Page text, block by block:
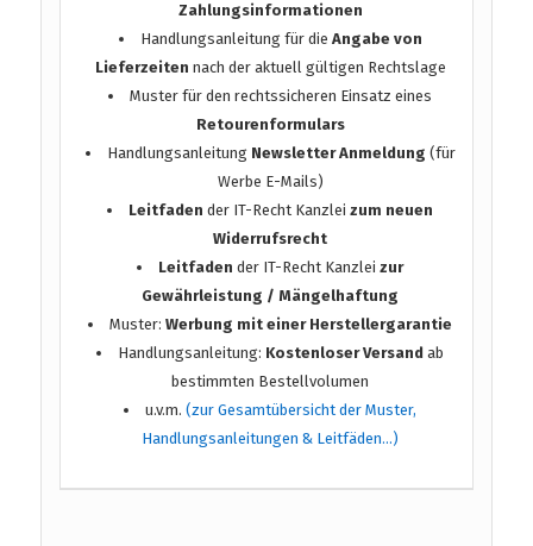
Zahlungsinformationen
Handlungsanleitung für die Angabe von
Lieferzeiten nach der aktuell gültigen Rechtslage
Muster für den rechtssicheren Einsatz eines
Retourenformulars
Handlungsanleitung Newsletter Anmeldung (für
Werbe E-Mails)
Leitfaden der IT-Recht Kanzleizum neuen
Widerrufsrecht
Leitfaden der IT-Recht Kanzleizur
Gewährleistung / Mängelhaftung
Muster:Werbung mit einer Herstellergarantie
Handlungsanleitung: Kostenloser Versand ab
bestimmten Bestellvolumen
u.v.m.(zur Gesamtübersicht der Muster,
Handlungsanleitungen & Leitfäden…)